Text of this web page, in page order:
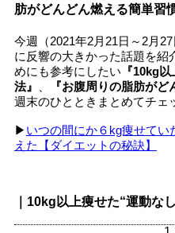
肪がどんどん燃える簡単習
今週（2021年2月21日～2月
に反響の大きかった話題を
めにも参考にしたい 『10kg
法』
『お腹周りの脂肪がど
週末のひとときまとめてチェ
▶︎ いつの間にか６kg痩せて
えた【ダイエットの秘訣】
｜10kg以上痩せた“運動な